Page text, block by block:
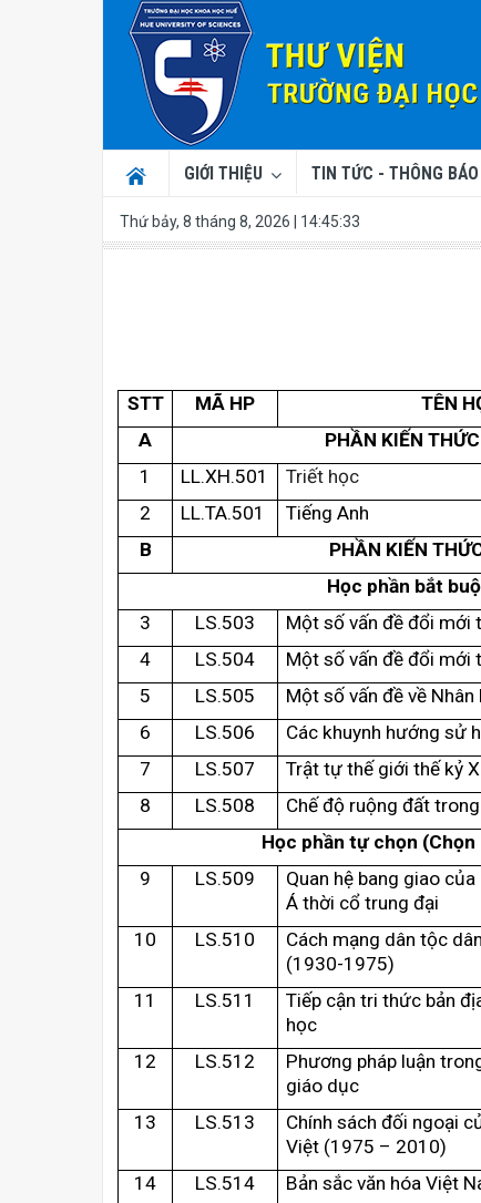
GIỚI THIỆU TIN TỨC - THÔNG BÁO
Thứ bảy, 8 tháng 8, 2026 | 14:45:33
STT MÃ HP TÊN
A
PHẦN KIẾN
1
LL.XH.501 Triết học
2
LL.TA.501 Tiếng Anh
B
PHẦN KIẾN
Học phần bắt
3
LS.503 Một số vấn đề đổi mới
4
LS.504 Một số vấn đề đổi mới
5
LS.505 Một số vấn đề về Nhân
6
LS.506 Các khuynh hướng sử
7
LS.507 Trật tự thế giới thế kỷ
8
LS.508 Chế độ ruộng đất
Học phần tự chọn
9
LS.509
Quan hệ bang giao
Á thời cổ trung đại
10 LS.510
Cách mạng dân tộc
(1930-1975)
11 LS.511
Tiếp cận tri thức bản
học
12 LS.512
Phương pháp luận
giáo dục
13 LS.513
Chính sách đối ngoại
Việt (1975 – 2010)
14 LS.514 Bản sắc văn hóa Việt